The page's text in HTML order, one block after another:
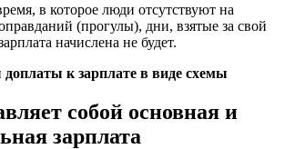
в которое люди отсутствуют на
(прогулы), дни, взятые за свой
начислена не будет.
к зарплате в виде схемы
собой основная и
зарплата